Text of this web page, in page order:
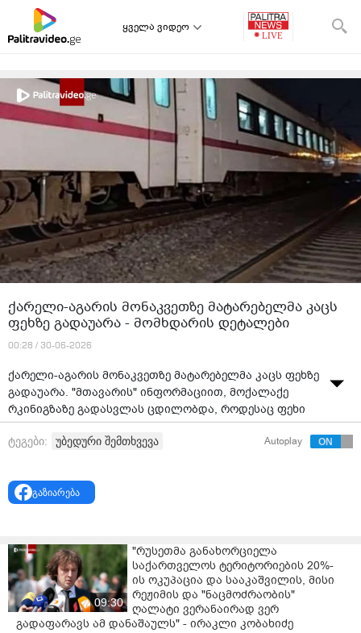
ყველა ვიდეო
ქარელი-აგარის მონაკვეთზე მატარებელმა კაცს
ფეხზე გადაუარა - მომხდარის დეტალები
00:28 / 30-06-2026
ქარელი-აგარის მონაკვეთზე მატარებელმა კაცს ფეხზე
გადაუარა. "მთავარის" ინფორმაციით, მოქალაქე
რკინიგზაზე გადასვლას ცდილობდა, როდესაც ფეხი
ლიანდაგებს შორის მოყვა და წაიქცა. ცნობილი
ხდება, რომ კაცს ფეხი აქვს მოტეხილი
მიმდინარეობს, რაც გულისხმობს რკინიგზის
ტრანსპორტის მოძრაობის უსაფრთხოების წესის
გამოიწვია.
ტეგები: უბედური შემთხვევა Autoplay
გაზიარება
09:30
"რუსეთმა განახორციელა
საქართველოს ტერიტორიების 20%-
ის ოკუპაცია და სააკაშვილის, მისი
რეჟიმის და "ნაცმოძრაობის"
ღალატი ვერანაირად ვერ
გადაფარავს ამ დანაშაულს" - ირაკლი კობახიძე